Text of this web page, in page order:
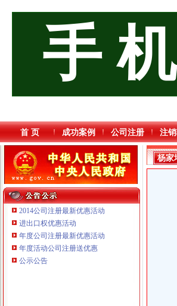
手
首 页 成功案例 公司注册 注
2014公司注册最新优惠活动
进出口权优惠活动
年度公司注册最新优惠活动
年度活动公司注册送优惠
公示公告
杨家